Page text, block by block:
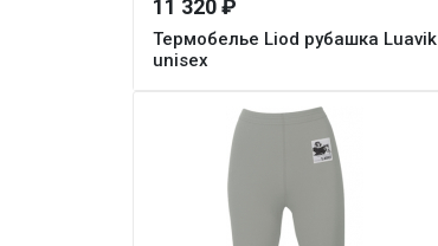
Термобелье Liod рубашка Luavik
unisex
11 320 ₽